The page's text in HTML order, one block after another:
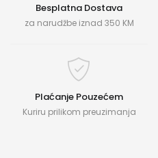
Besplatna Dostava
za narudžbe iznad 350 KM
Plaćanje Pouzećem
Kuriru prilikom preuzimanja